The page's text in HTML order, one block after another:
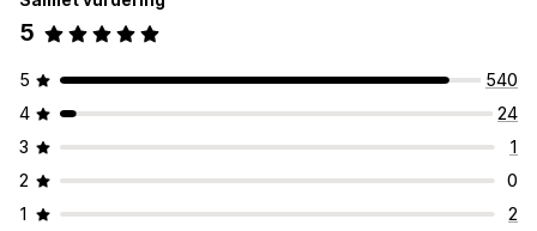
5
5
540
4
24
3
1
2
0
1
2